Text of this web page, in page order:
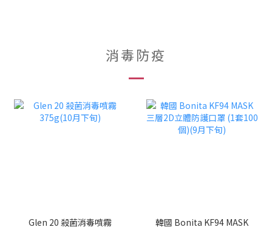
消毒防疫
Glen 20 殺菌消毒噴霧
韓國 Bonita KF94 MASK